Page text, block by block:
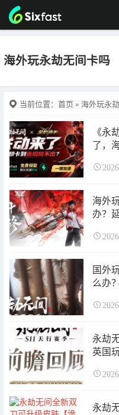
海外玩永劫无间卡吗
当前位置： 首页 » 海外玩永
《永
了，
速试
海外
办？
国外
么办
永劫
英国
永劫